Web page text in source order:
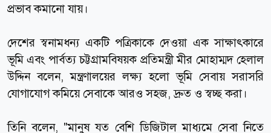
প্রভাব কমানো যায়।
দেশের স্বনামধন্য একটি পত্রিকাকে দেওয়া এক সাক্ষাৎকারে
ভূমি এবং পার্বত্য চট্টগ্রামবিষয়ক প্রতিমন্ত্রী মীর মোহাম্মদ হেলাল
উদ্দিন বলেন, মন্ত্রণালয়ের লক্ষ্য হলো ভূমি সেবায় সরাসরি
যোগাযোগ কমিয়ে সেবাকে আরও সহজ, দ্রুত ও স্বচ্ছ করা।
তিনি বলেন, "মানুষ যত বেশি ডিজিটাল মাধ্যমে সেবা নিতে